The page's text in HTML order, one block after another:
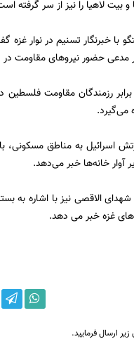
بیت لاهیا را نیز از سر گرفته
با خبرنگار تسنیم در نوار غزه
مدعی حضور نیروهای مقاومت
رزمندگان مقاومت
می‌گیرد.
اسرائیل به مناطق مسکونی،
آوار خانه‌ها خبر می‌دهد.
شهدای الاقصی نیز با اشاره
غزه خبر می دهد.
ارسال فرمایید.